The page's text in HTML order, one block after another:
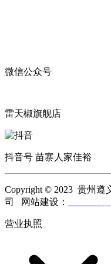
微信公众号
雷天椒旗舰店
抖音号 苗寨人家佳裕
Copyright © 2023 贵州遵
司 网站建设：
营业执照